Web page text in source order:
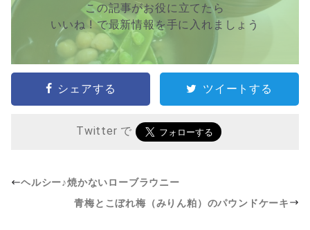
この記事がお役に立てたら
いいね ! で最新情報を手に入れましょう
シェアする ツイートする
Twitter で
ヘルシー♪焼かないローブラウニー
青梅とこぼれ梅（みりん粕）のパウンドケーキ